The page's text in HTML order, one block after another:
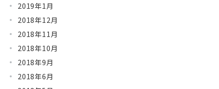
2019年1月
2018年12月
2018年11月
2018年10月
2018年9月
2018年6月